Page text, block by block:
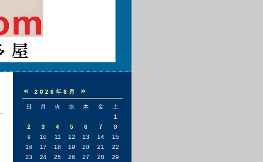
« 2026年8月 »
日 月 火 水 木 金
土
1
2
3 4 5 6 7
8
9
10 11 12 13 14
15
16
17 18 19 20 21
22
23
24 25 26 27 28
29